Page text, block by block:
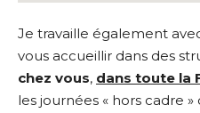
Je travaille également
vous accueillir dans des
chez vous, dans toute la
les journées « hors cadre